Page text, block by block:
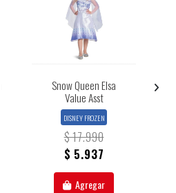
Snow Queen Elsa
Value Asst
DISNEY FROZEN
$ 17.990
$ 5.937
Agregar